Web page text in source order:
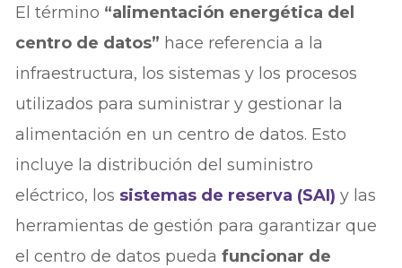
El término “alimentación energética del
centro de datos” hace referencia a la
infraestructura, los sistemas y los procesos
utilizados para suministrar y gestionar la
alimentación en un centro de datos. Esto
incluye la distribución del suministro
eléctrico, los sistemas de reserva (SAI) y las
herramientas de gestión para garantizar que
el centro de datos puedafuncionar de